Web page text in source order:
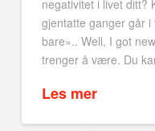
negativitet i livet ditt?
gjentatte ganger går
bare».. Well, I got
trenger å være. Du
Les mer